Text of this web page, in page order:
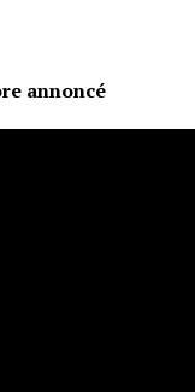
annoncé